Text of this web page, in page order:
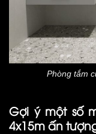
Phòng tắm
Gợi ý một số
4x15m ấn